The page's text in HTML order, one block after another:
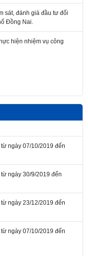
Đồng Nai.
ngày 04/11/2019 đến
ngày 07/10/2019 đến
ngày 30/9/2019 đến
ngày 23/12/2019 đến
ngày 07/10/2019 đến